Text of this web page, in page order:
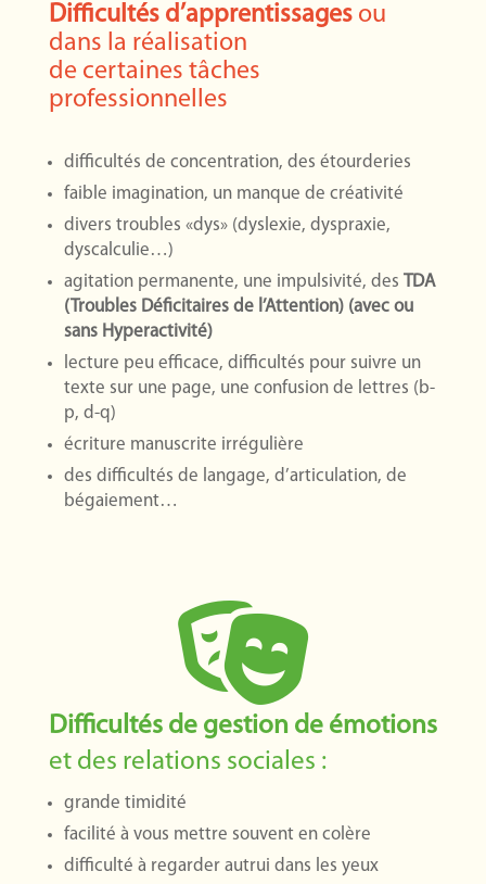
Difficultés d’apprentissages ou
dans la réalisation
de certaines tâches
professionnelles
difficultés de concentration, des étourderies
faible imagination, un manque de créativité
divers troubles «dys» (dyslexie, dyspraxie,
dyscalculie…)
agitation permanente, une impulsivité, des TDA
(Troubles Déficitaires de l’Attention) (avec ou
sans Hyperactivité)
lecture peu efficace, difficultés pour suivre un
texte sur une page, une confusion de lettres (b-
p, d-q)
écriture manuscrite irrégulière
des difficultés de langage, d’articulation, de
bégaiement…

Difficultés de gestion de émotions
et des relations sociales :
grande timidité
facilité à vous mettre souvent en colère
difficulté à regarder autrui dans les yeux